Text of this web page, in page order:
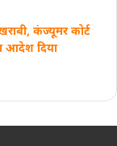
कंज्यूमर कोर्ट
आदेश दिया